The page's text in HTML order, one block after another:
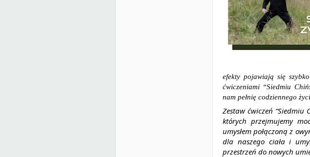
efekty pojawiają się
ćwiczeniami “Siedmiu
nam pełnię codziennego
Zestaw ćwiczeń “Siedmiu
których przejmujemy
umysłem połączoną z
dla naszego ciała i
przestrzeń do nowych